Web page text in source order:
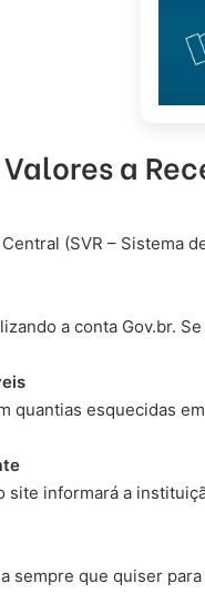
a
(SVR – Sistema
a conta Gov.br.
quantias esquecidas
site informará a
sempre que quiser